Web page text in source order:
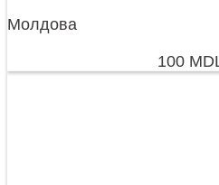
Молдова
100